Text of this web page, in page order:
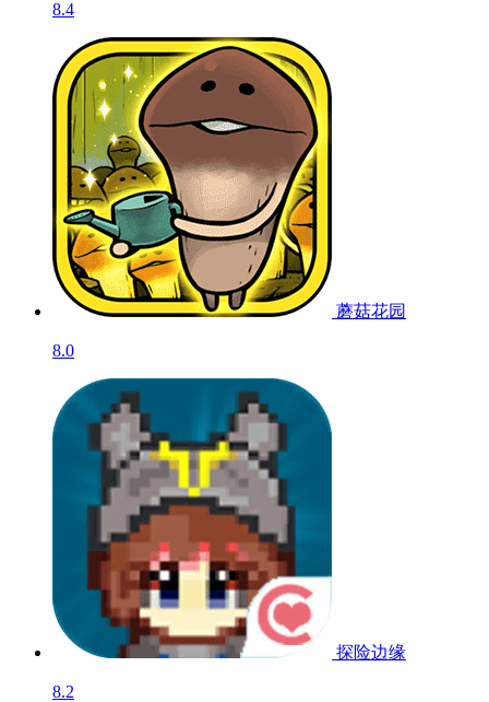
8.4
蘑菇花园
8.0
探险边缘
8.2